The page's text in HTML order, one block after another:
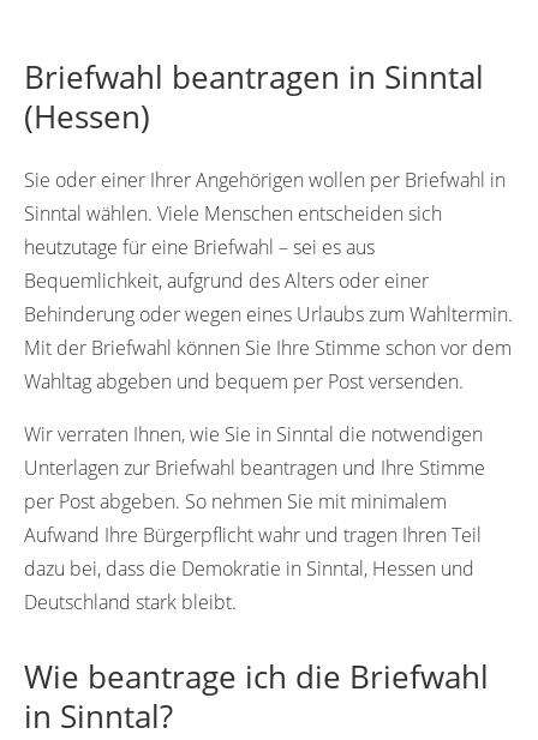
Briefwahl beantragen in Sinntal
(Hessen)
Sie oder einer Ihrer Angehörigen wollen per Briefwahl in
Sinntal wählen. Viele Menschen entscheiden sich
heutzutage für eine Briefwahl – sei es aus
Bequemlichkeit, aufgrund des Alters oder einer
Behinderung oder wegen eines Urlaubs zum Wahltermin.
Mit der Briefwahl können Sie Ihre Stimme schon vor dem
Wahltag abgeben und bequem per Post versenden.
Wir verraten Ihnen, wie Sie in Sinntal die notwendigen
Unterlagen zur Briefwahl beantragen und Ihre Stimme
per Post abgeben. So nehmen Sie mit minimalem
Aufwand Ihre Bürgerpflicht wahr und tragen Ihren Teil
dazu bei, dass die Demokratie in Sinntal, Hessen und
Deutschland stark bleibt.
Wie beantrage ich die Briefwahl
in Sinntal?